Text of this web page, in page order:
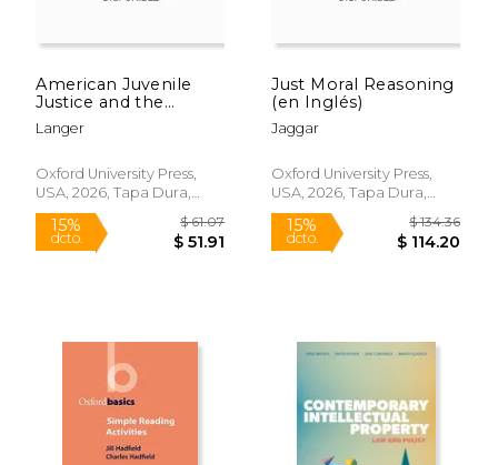
American Juvenile
Justice and the
Problem of
Adversarial Power (en
Langer
Oxford University Press,
USA, 2026, Tapa Dura,
Nuevo
Just Moral Reasoning
(en Inglés)
Jaggar
Oxford University Press,
USA, 2026, Tapa Dura,
Nuevo